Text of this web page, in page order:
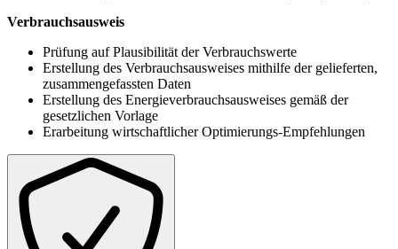
Verbrauchsausweis
Prüfung auf Plausibilität der Verbrauchswerte
Erstellung des Verbrauchsausweises mithilfe der gelieferten,
zusammengefassten Daten
Erstellung des Energieverbrauchsausweises gemäß der
gesetzlichen Vorlage
Erarbeitung wirtschaftlicher Optimierungs-Empfehlungen